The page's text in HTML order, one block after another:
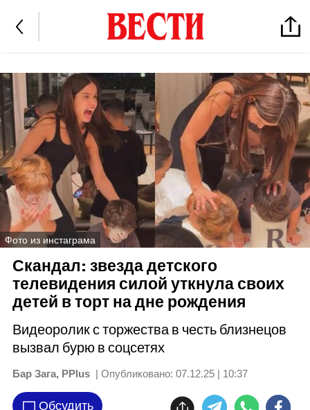
Фото из инстаграма
Скандал: звезда детского
телевидения силой уткнула своих
детей в торт на дне рождения
Видеоролик с торжества в честь близнецов
вызвал бурю в соцсетях
Бар Зага, PPlus | Опубликовано: 07.12.25 | 10:37
Обсудить